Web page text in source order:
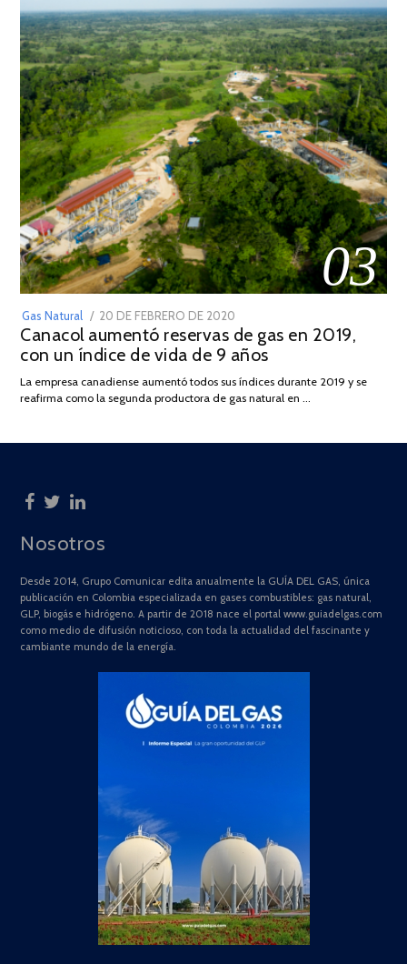
03
Gas Natural
POSTED
ON
20 DE FEBRERO DE 2020
DE
JULIO
2025
Canacol aumentó reservas de gas en 2019,
con un índice de vida de 9 años
La empresa canadiense aumentó todos sus índices durante 2019 y se
reafirma como la segunda productora de gas natural en …
Nosotros
Desde 2014, Grupo Comunicar edita anualmente la GUÍA DEL GAS, única
publicación en Colombia especializada en gases combustibles: gas natural,
GLP, biogás e hidrógeno. A partir de 2018 nace el portal www.guiadelgas.com
como medio de difusión noticioso, con toda la actualidad del fascinante y
cambiante mundo de la energía.